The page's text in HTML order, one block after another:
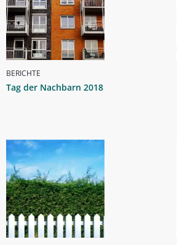
BERICHTE
Tag der Nachbarn 2018